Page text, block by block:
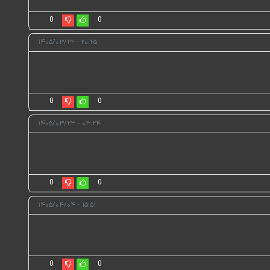
0
0
۲۰:۲۵ - ۱۴۰۵/۰۳/۲۲
0
0
۰۳:۲۴ - ۱۴۰۵/۰۳/۲۳
0
0
۱۵:۵۱ - ۱۴۰۵/۰۴/۰۴
0
0